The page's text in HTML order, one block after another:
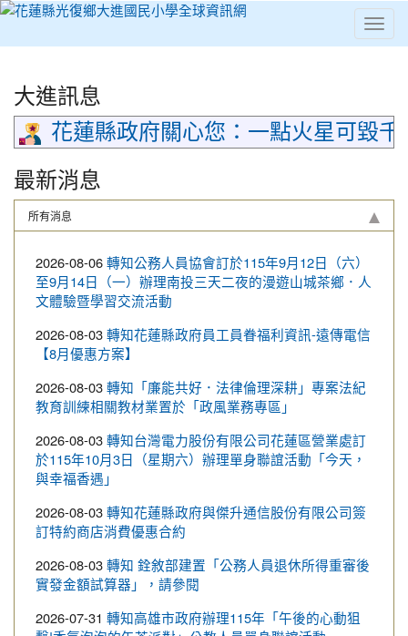
⏸
大進訊息
花蓮縣政府關心您：一點火星可毀
最新消息
所有消息
2026-08-06轉知公務人員協會訂於115年9月12日（六）
至9月14日（一）辦理南投三天二夜的漫遊山城茶鄉．人
文體驗暨學習交流活動
2026-08-03轉知花蓮縣政府員工員眷福利資訊-遠傳電信
【8月優惠方案】
2026-08-03轉知「廉能共好．法律倫理深耕」專案法紀
教育訓練相關教材業置於「政風業務專區」
2026-08-03轉知台灣電力股份有限公司花蓮區營業處訂
於115年10月3日（星期六）辦理單身聯誼活動「今天，
與幸福香遇」
2026-08-03轉知花蓮縣政府與傑升通信股份有限公司簽
訂特約商店消費優惠合約
2026-08-03轉知 銓敘部建置「公務人員退休所得重審後
實發金額試算器」，請參閱
2026-07-31 轉知高雄市政府辦理115年「午後的心動狙